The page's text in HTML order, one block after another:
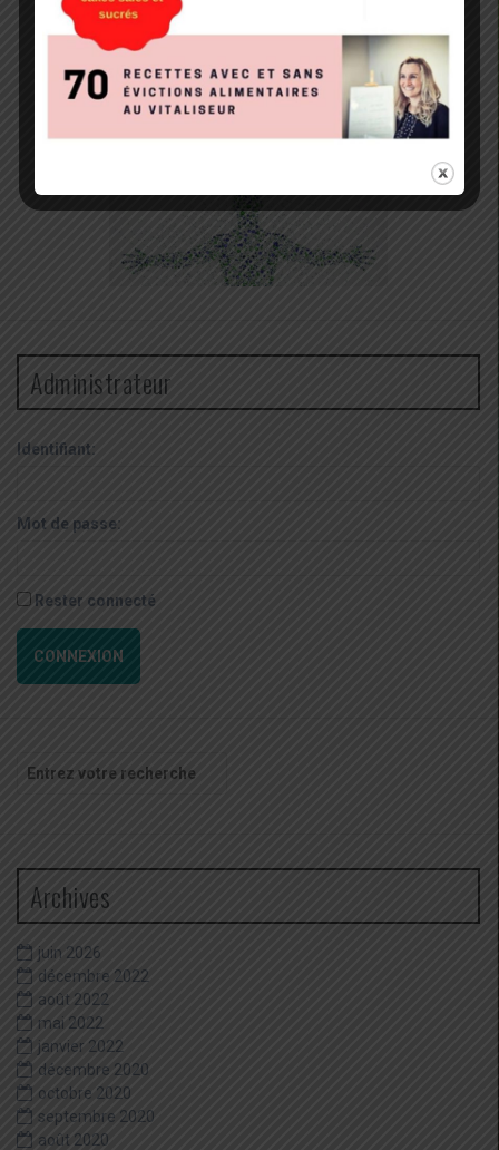
Administrateur
Identifiant:
Mot de passe:
Rester connecté
CONNEXION
pour
Archives
juin 2026
décembre 2022
août 2022
mai 2022
janvier 2022
décembre 2020
octobre 2020
septembre 2020
août 2020